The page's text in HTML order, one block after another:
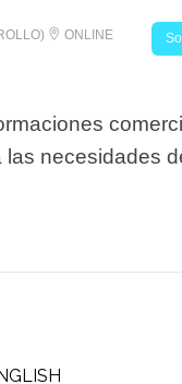
ONLINE
necesidades